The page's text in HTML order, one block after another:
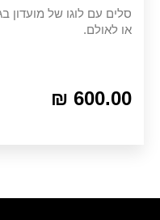
סלים עם לוגו של מועדון
או לאולם.